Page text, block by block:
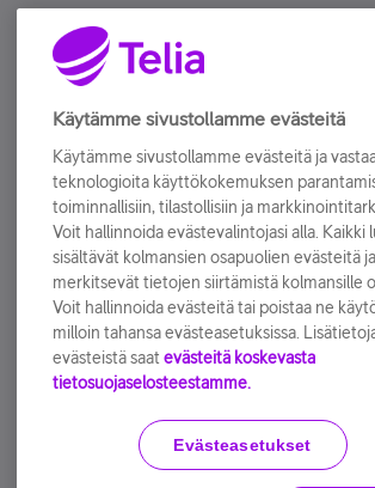
Älä jää paitsi – osallistu ja voita!
Tilaa Telian uutiskirje ja olet mukana
sähköpostiisi.
Tilaa nyt
Käyttöehdot Accessibility
Käytämme sivustollamme evästeitä
Käytämme sivustollamme evästeitä ja
teknologioita käyttökokemuksen
toiminnallisiin, tilastollisiin ja
Voit hallinnoida evästevalintojasi alla. Kaikki
sisältävät kolmansien osapuolien evästeitä ja
merkitsevät tietojen siirtämistä kolmansille
Voit hallinnoida evästeitä tai poistaa ne
milloin tahansa evästeasetuksissa.
evästeistä saat evästeitä koskevasta
tietosuojaselosteestamme.
Evästeasetukset